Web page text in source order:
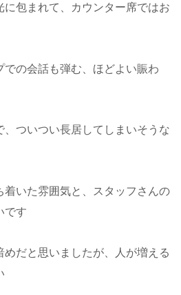
に包まれて、カウンター席ではお
での会話も弾む、ほどよい賑わ
、ついつい長居してしまいそうな
着いた雰囲気と、スタッフさんの
です
めだと思いましたが、人が増える